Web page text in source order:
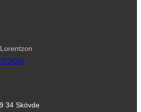
34 Skövde